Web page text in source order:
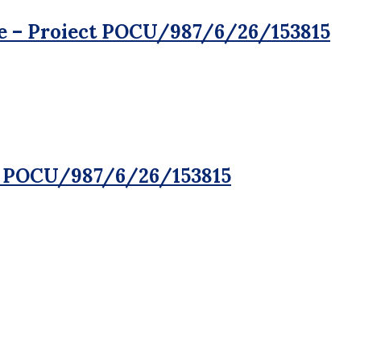
Proiect POCU/987/6/26/153815
987/6/26/153815